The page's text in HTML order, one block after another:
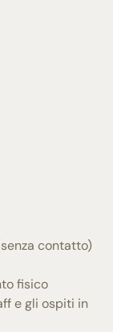
contatto)
fisico
e gli ospiti in